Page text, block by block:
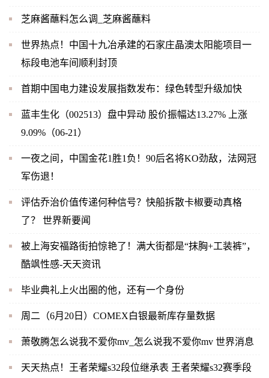
芝麻酱蘸料怎么调_芝麻酱蘸料
世界热点！中国十九冶承建的石家庄晶澳太阳能项目一
标段电池车间顺利封顶
首期中国电力建设发展指数发布：绿色转型升级加快
蓝丰生化（002513）盘中异动 股价振幅达13.27% 上涨
9.09%（06-21）
一夜之间，中国金花1胜1负！90后名将KO劲敌，法网冠
军伤退！
评估乔治价值传递何种信号？快船拆散卡椒要动真格
了？ 世界新要闻
被上海安福路街拍惊艳了！满大街都是“抹胸+工装裤”，
酷飒性感-天天资讯
毕业典礼上火出圈的他，还有一个身份
周二（6月20日）COMEX白银最新库存量数据
萧敬腾怎么说我不爱你mv_怎么说我不爱你mv 世界消息
天天热点！王者荣耀s32段位继承表 王者荣耀s32赛季段